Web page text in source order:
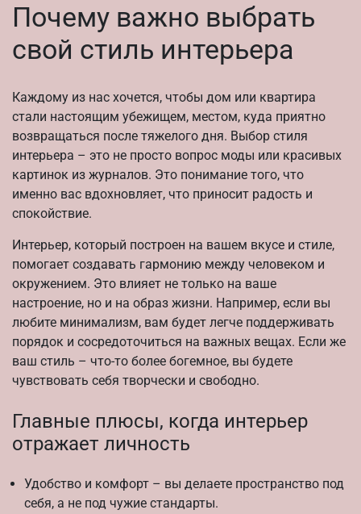
Почему важно выбрать
свой стиль интерьера
Каждому из нас хочется, чтобы дом или квартира
стали настоящим убежищем, местом, куда приятно
возвращаться после тяжелого дня. Выбор стиля
интерьера – это не просто вопрос моды или красивых
картинок из журналов. Это понимание того, что
именно вас вдохновляет, что приносит радость и
спокойствие.
Интерьер, который построен на вашем вкусе и стиле,
помогает создавать гармонию между человеком и
окружением. Это влияет не только на ваше
настроение, но и на образ жизни. Например, если вы
любите минимализм, вам будет легче поддерживать
порядок и сосредоточиться на важных вещах. Если же
ваш стиль – что-то более богемное, вы будете
чувствовать себя творчески и свободно.
Главные плюсы, когда интерьер
отражает личность
Удобство и комфорт – вы делаете пространство под
себя, а не под чужие стандарты.